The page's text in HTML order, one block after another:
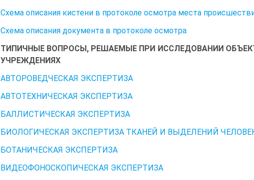
Схема описания кистени в протоколе осмотра места
Схема описания документа в протоколе осмотра
ТИПИЧНЫЕ ВОПРОСЫ, РЕШАЕМЫЕ ПРИ ИССЛЕДОВАНИИ
УЧРЕЖДЕНИЯХ
АВТОРОВЕДЧЕСКАЯ ЭКСПЕРТИЗА
АВТОТЕХНИЧЕСКАЯ ЭКСПЕРТИЗА
БАЛЛИСТИЧЕСКАЯ ЭКСПЕРТИЗА
БИОЛОГИЧЕСКАЯ ЭКСПЕРТИЗА ТКАНЕЙ И ВЫДЕЛЕНИЙ
БОТАНИЧЕСКАЯ ЭКСПЕРТИЗА
ВИДЕОФОНОСКОПИЧЕСКАЯ ЭКСПЕРТИЗА